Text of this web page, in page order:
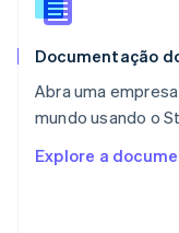
Documentação
Abra uma
mundo usando o
Explore a
RAE de Hong
Reino Unido
República
English
English